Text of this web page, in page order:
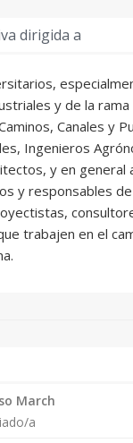
dirigida a
y de la rama
Canales y
Ingenieros
y en general
y responsables
trabajen en el
March
a